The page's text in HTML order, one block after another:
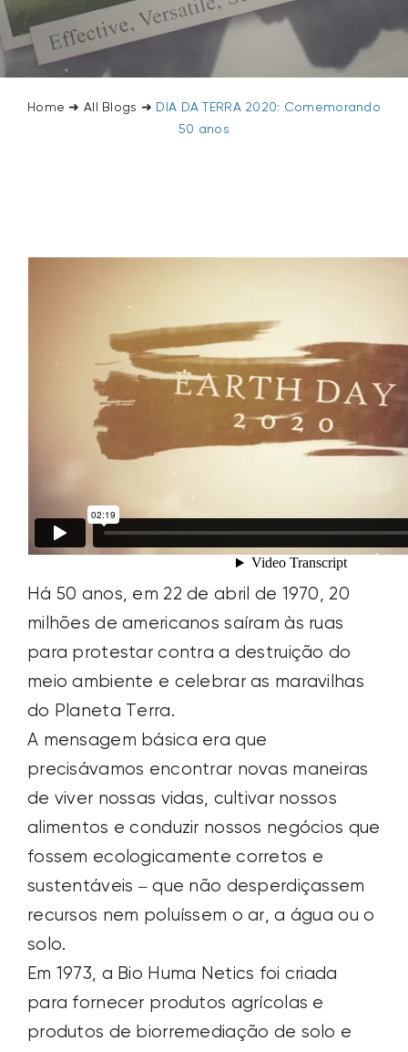
SEARCH
FOR:
Home ➜ All Blogs ➜ DIA DA TERRA 2020: Comemorando
50 anos
Há 50 anos, em 22 de abril de 1970, 20
milhões de americanos saíram às ruas
para protestar contra a destruição do
meio ambiente e celebrar as maravilhas
do Planeta Terra.
A mensagem básica era que
precisávamos encontrar novas maneiras
de viver nossas vidas, cultivar nossos
alimentos e conduzir nossos negócios que
fossem ecologicamente corretos e
sustentáveis – que não desperdiçassem
recursos nem poluíssem o ar, a água ou o
solo.
Em 1973, a Bio Huma Netics foi criada
para fornecer produtos agrícolas e
produtos de biorremediação de solo e